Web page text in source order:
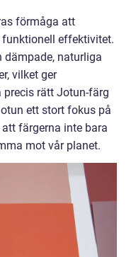
förmåga att
effektivitet.
dämpade, naturliga
vilket ger
rätt Jotun-färg
ett stort fokus på
färgerna inte bara
mot vår planet.